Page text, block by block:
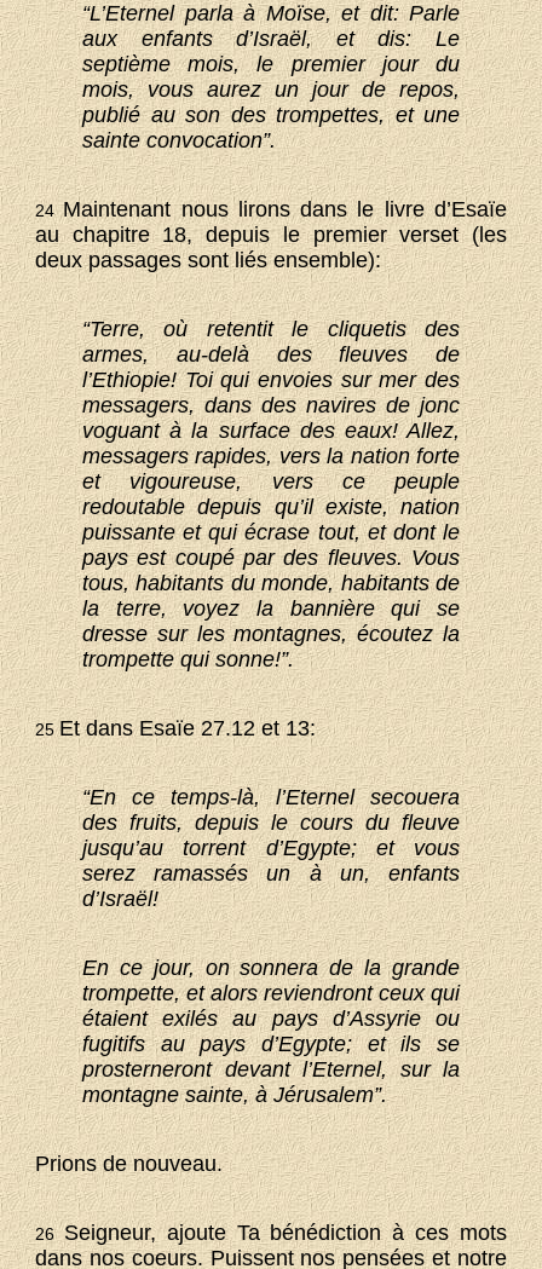
“L’Eternel parla à Moïse, et dit: Parle
aux enfants d’Israël, et dis: Le
septième mois, le premier jour du
mois, vous aurez un jour de repos,
publié au son des trompettes, et une
sainte convocation”.
24Maintenant nous lirons dans le livre d’Esaïe
au chapitre 18, depuis le premier verset (les
deux passages sont liés ensemble):
“Terre, où retentit le cliquetis des
armes, au-delà des fleuves de
l’Ethiopie! Toi qui envoies sur mer des
messagers, dans des navires de jonc
voguant à la surface des eaux! Allez,
messagers rapides, vers la nation forte
et vigoureuse, vers ce peuple
redoutable depuis qu’il existe, nation
puissante et qui écrase tout, et dont le
pays est coupé par des fleuves. Vous
tous, habitants du monde, habitants de
la terre, voyez la bannière qui se
dresse sur les montagnes, écoutez la
trompette qui sonne!”.
25Et dans Esaïe 27.12 et 13:
“En ce temps-là, l’Eternel secouera
des fruits, depuis le cours du fleuve
jusqu’au torrent d’Egypte; et vous
serez ramassés un à un, enfants
d’Israël!
En ce jour, on sonnera de la grande
trompette, et alors reviendront ceux qui
étaient exilés au pays d’Assyrie ou
fugitifs au pays d’Egypte; et ils se
prosterneront devant l’Eternel, sur la
montagne sainte, à Jérusalem”.
Prions de nouveau.
26Seigneur, ajoute Ta bénédiction à ces mots
dans nos coeurs. Puissent nos pensées et notre